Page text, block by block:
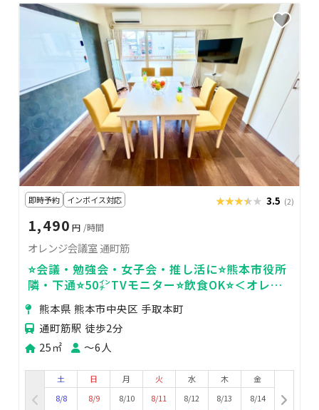
即時予約 インボイス対応 ★★★★★
★★★★★ 3.5 (2)
1,490 円 /時間
オレンジ会議室 通町筋
⭐️会議・勉強会・女子会・推し活に⭐️熊本市役所
隣・下通⭐️50㌅TVモニター⭐️飲食OK⭐️＜オレン
ジ会議室🍊＞
熊本県 熊本市中央区 手取本町
通町筋駅 徒歩2分
25㎡
〜6人
土
8/8
日
8/9
月
8/10
火
8/11
水
8/12
木
8/13
金
8/14